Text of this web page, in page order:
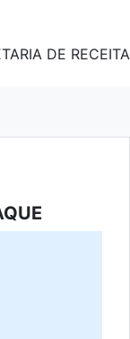
DE RECEITA